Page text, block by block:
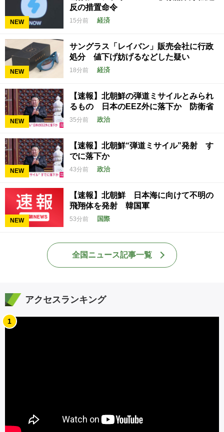
NEW
反の措置命令
15分前 経済
NEW
サングラス「レイバン」販売会社に行政
処分 値下げ妨げるなどした疑い
18分前 経済
NEW
【速報】北朝鮮の弾道ミサイルとみられ
るもの 日本のEEZ外に落下か 防衛省
35分前 政治
NEW
【速報】北朝鮮“弾道ミサイル”発射 す
でに落下か
43分前 政治
NEW
【速報】北朝鮮 日本海に向けて不明の
飛翔体を発射 韓国軍
53分前 国際
全国ニュース記事一覧
アクセスランキング
1